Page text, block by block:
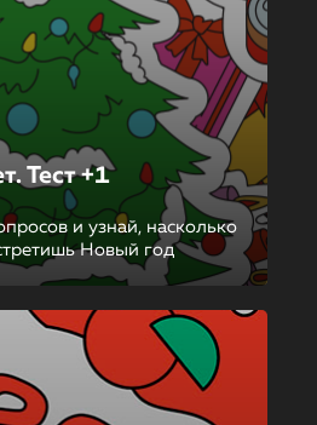
Тест +1
и узнай, насколько
Новый год